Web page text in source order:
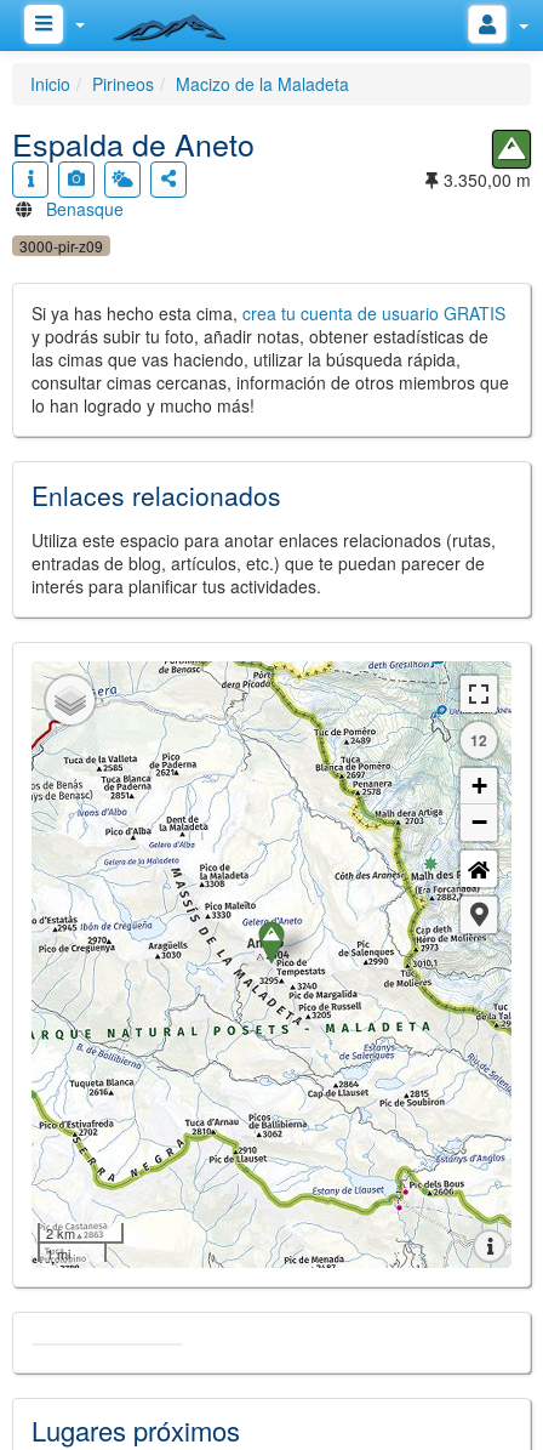
Inicio Pirineos Macizo de la Maladeta
Espalda de Aneto
Benasque
3.350,00 m
3000-pir-z09
Si ya has hecho esta cima, crea tu cuenta de usuario GRATIS
y podrás subir tu foto, añadir notas, obtener estadísticas de
las cimas que vas haciendo, utilizar la búsqueda rápida,
consultar cimas cercanas, información de otros miembros que
lo han logrado y mucho más!
Enlaces relacionados
Utiliza este espacio para anotar enlaces relacionados (rutas,
entradas de blog, artículos, etc.) que te puedan parecer de
interés para planificar tus actividades.
12
+
−
2 km
1 mi
Lugares próximos